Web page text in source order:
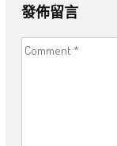
發佈留言